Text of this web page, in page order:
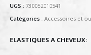
UGS : 730052010541
Catégories : Accessoires et
ELASTIQUES A CHEVEUX